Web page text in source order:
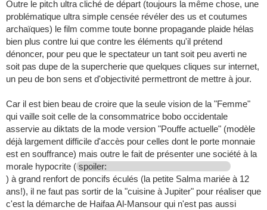
Outre le pitch ultra cliché de départ (toujours la même chose, une
problématique ultra simple censée révéler des us et coutumes
archaïques) le film comme toute bonne propagande plaide hélas
bien plus contre lui que contre les éléments qu'il prétend
dénoncer, pour peu que le spectateur un tant soit peu averti ne
soit pas dupe de la supercherie que quelques cliques sur internet,
un peu de bon sens et d'objectivité permettront de mettre à jour.
Car il est bien beau de croire que la seule vision de la "Femme"
qui vaille soit celle de la consommatrice bobo occidentale
asservie au diktats de la mode version "Pouffe actuelle" (modèle
déjà largement difficile d'accès pour celles dont le porte monnaie
est en souffrance) mais outre le fait de présenter une société à la
morale hypocrite ( spoiler:
) à grand renfort de poncifs éculés (la petite Salma mariée à 12
ans!), il ne faut pas sortir de la "cuisine à Jupiter" pour réaliser que
c'est la démarche de Haifaa Al-Mansour qui n'est pas aussi